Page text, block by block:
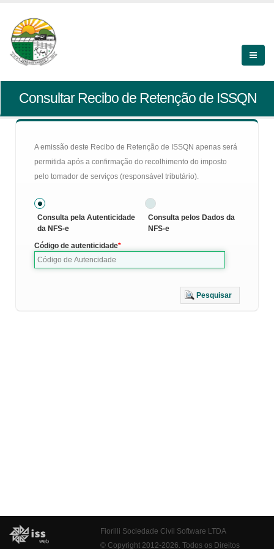
Consultar Recibo de Retenção de ISSQN
A emissão deste Recibo de Retenção de ISSQN apenas será
permitida após a confirmação do recolhimento do imposto
pelo tomador de serviços (responsável tributário).
Consulta pela Autenticidade
da NFS-e
Consulta pelos Dados da
NFS-e
Código de autenticidade
Pesquisar
Fiorilli Sociedade Civil Software LTDA
© Copyright 2012-2026. Todos os Direitos